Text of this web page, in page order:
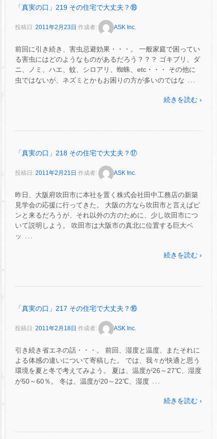
「真実の口」219 その住宅で大丈夫？⑱
投稿日: 2011年2月23日 作成者: ASK Inc.
前回に引き続き、害虫忌避効果・・・。 一般家庭で困ってい
る害虫にはどのようなものがあるだろう？？？ ゴキブリ、ダ
ニ、ノミ、ハエ、蚊、シロアリ、蜘蛛、etc・・・ その他に
虫ではないが、ネズミとかもお困りの方が多いのではな …
続きを読む ›
「真実の口」218 その住宅で大丈夫？⑰
投稿日: 2011年2月21日 作成者: ASK Inc.
昨日、大阪府吹田市に本社を置く株式会社田中工務店の新築
見学会の応援に行ってきた。 大阪の方なら吹田市と言えばピ
ンと来るだろうが、それ以外の方のために、少し吹田市につ
いて説明しよう。 吹田市は大阪市の真北に位置する巨大ベ
ッ …
続きを読む ›
「真実の口」217 その住宅で大丈夫？⑯
投稿日: 2011年2月18日 作成者: ASK Inc.
引き続き省エネの話・・・。 前回、湿度と温度、またそれに
よる体感の違いについて寄稿した。 では、我々が快適と思う
環境を夏と冬で考えてみよう。 夏は、温度が26～27℃、湿度
が50～60％。 冬は、温度が20～22℃、湿度 …
続きを読む ›